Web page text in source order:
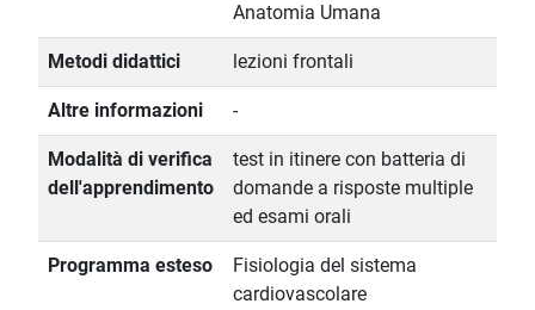
Anatomia Umana
Metodi didattici lezioni frontali
Altre informazioni -
Modalità di verifica
dell'apprendimento
test in itinere con batteria di
domande a risposte multiple
ed esami orali
Programma esteso
Fisiologia del sistema
cardiovascolare